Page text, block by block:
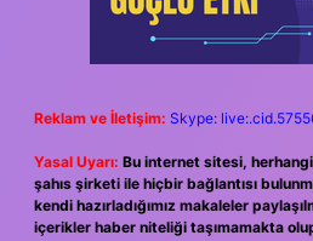
Reklam ve İletişim: Skype:
Yasal Uyarı: Bu internet sitesi,
şahıs şirketi ile hiçbir bağlantısı
kendi hazırladığımız makaleler
içerikler haber niteliği taşımamakta